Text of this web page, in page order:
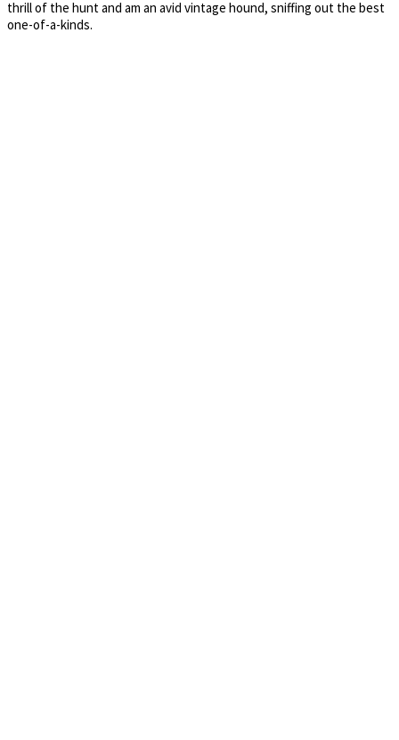
thrill of the hunt and am an avid vintage hound, sniffing out the best
one-of-a-kinds.